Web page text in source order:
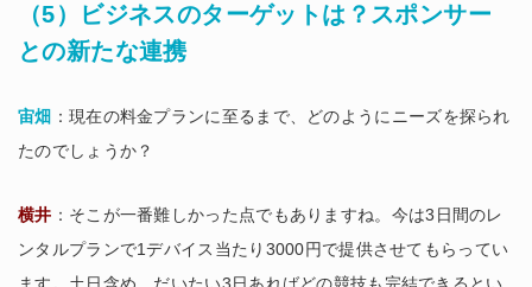
（5）ビジネスのターゲットは？スポンサー
との新たな連携
宙畑 ：現在の料金プランに至るまで、どのようにニーズを探られ
たのでしょうか？
横井 ：そこが一番難しかった点でもありますね。今は3日間のレ
ンタルプランで1デバイス当たり3000円で提供させてもらってい